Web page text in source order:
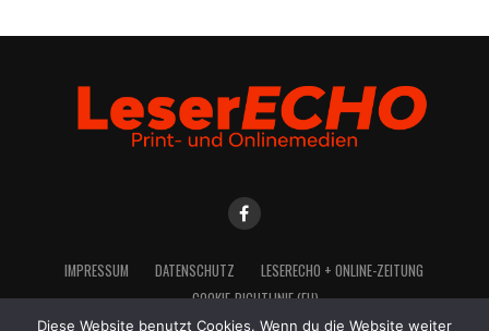
IMPRES­SUM DATEN­SCHUTZ
LESE­R­ECHO + ONLINE-ZEITUNG
COO­KIE-RICH­T­­LI­­NIE (EU)
Diese Website benutzt Cookies. Wenn du die Website weiter